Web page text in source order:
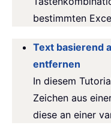
bestimmten
Text basierend
entfernen
In diesem
Zeichen aus
diese an einer